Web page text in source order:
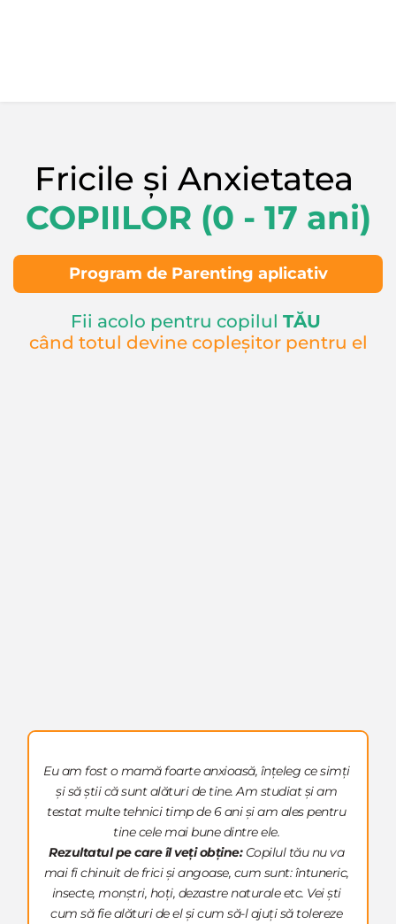
COPIILOR (0 - 17 ani)
Program de Parenting aplicativ
Fii acolo pentru copilul TĂU
când totul devine copleșitor pentru el
Eu am fost o mamă foarte anxioasă, înțeleg ce simți
și să știi că sunt alături de tine. Am studiat și am
testat multe tehnici timp de 6 ani și am ales pentru
tine cele mai bune dintre ele.
Rezultatul pe care îl veți obține: Copilul tău nu va
mai fi chinuit de frici și angoase, cum sunt: întuneric,
insecte, monștri, hoți, dezastre naturale etc. Vei ști
cum să fie alături de el și cum să-l ajuți să tolereze